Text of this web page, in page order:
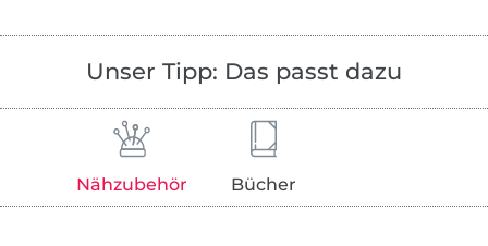
Unser Tipp: Das passt dazu
Nähzubehör Bücher